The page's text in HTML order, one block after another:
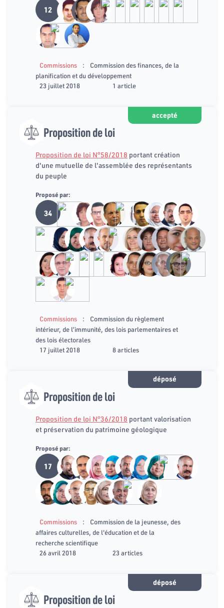
12
Commissions :
Commission des finances, de la
planification et du développement
23 juillet 2018
1 article
accepté
Proposition de loi
Proposition de loi N°58/2018 portant création
d'une mutuelle de l'assemblée des représentants
du peuple
Proposé par:
34
Commissions :
Commission du règlement
intérieur, de l’immunité, des lois parlementaires et
des lois électorales
17 juillet 2018
8 articles
déposé
Proposition de loi
Proposition de loi N°36/2018 portant valorisation
et préservation du patrimoine géologique
Proposé par:
17
Commissions :
Commission de la jeunesse, des
affaires culturelles, de l'éducation et de la
recherche scientifique
26 avril 2018
23 articles
déposé
Proposition de loi